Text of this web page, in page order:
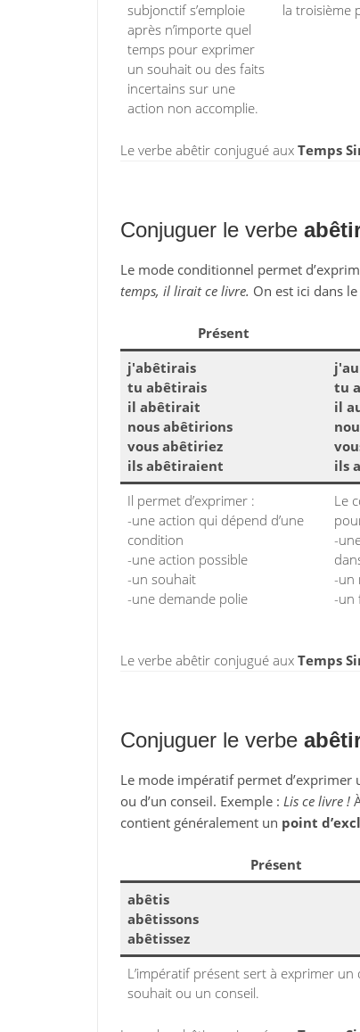
subjonctif s’emploie
après n’importe quel
temps pour exprimer
un souhait ou des faits
incertains sur une
action non accomplie.
la troisième
Le verbe abêtir conjugué aux Temps
Conjuguer le verbe
Le mode conditionnel permet
temps, il lirait ce livre. On est ici dans le
Présent
j'abêtirais
tu abêtirais
il abêtirait
nous abêtirions
vous abêtiriez
ils abêtiraient
tu
il
ils
Il permet d’exprimer :
-une action qui dépend d’une
condition
-une action possible
-un souhait
-une demande polie
Le
-
-un
-un
Le verbe abêtir conjugué aux Temps
Conjuguer le verbe
Le mode impératif permet d’exprimer
ou d’un conseil. Exemple : Lis ce livre !
contient généralement un point
Présent
abêtis
abêtissons
abêtissez
L’impératif présent sert à exprimer un
souhait ou un conseil.